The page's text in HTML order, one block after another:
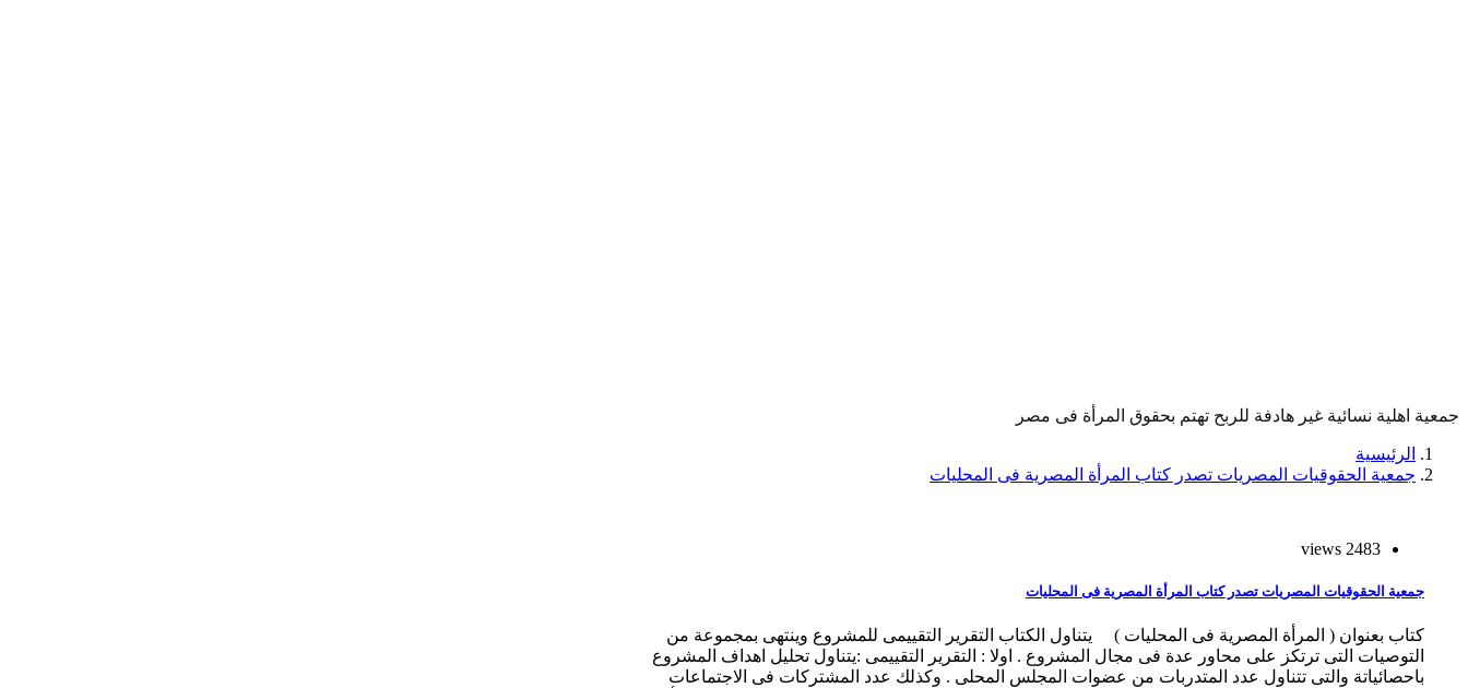
جمعية اهلية نسائية غير هادفة للربح تهتم بحقوق المرأة فى مصر
الرئيسية
جمعية الحقوقيات المصريات تصدر كتاب المرأة المصرية فى المحليات
2483 views
جمعية الحقوقيات المصريات تصدر كتاب المرأة المصرية فى المحليات
كتاب بعنوان ( المرأة المصرية فى المحليات ) يتناول الكتاب التقرير التقييمى للمشروع وينتهى بمجموعة من
التوصيات التى ترتكز على محاور عدة فى مجال المشروع . اولا : التقرير التقييمى :يتناول تحليل اهداف المشروع
باحصائياتة والتى تتناول عدد المتدربات من عضوات المجلس المحلى . وكذلك عدد المشتركات فى الاجتماعات